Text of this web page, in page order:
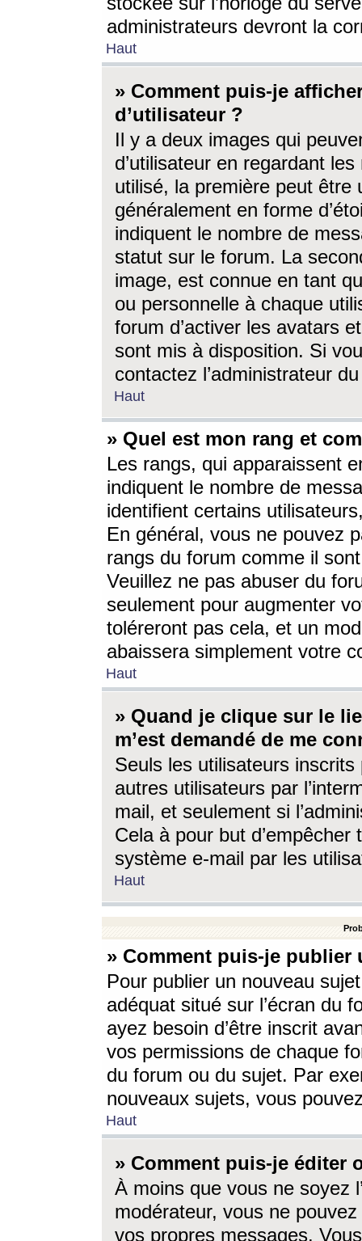
administrateurs devront la
Haut
» Comment puis-je
d’utilisateur ?
Il y a deux images qui
d’utilisateur en regardant
utilisé, la première peut être
généralement en forme
indiquent le nombre de
statut sur le forum. La
image, est connue en tant
ou personnelle à chaque
forum d’activer les avatars
sont mis à disposition. Si
contactez l’administrateur
Haut
» Quel est mon rang et
Les rangs, qui apparaissent
indiquent le nombre de
identifient certains
En général, vous ne pouvez
rangs du forum comme il
Veuillez ne pas abuser du
seulement pour augmenter
toléreront pas cela, et un
abaissera simplement votre
Haut
» Quand je clique sur le
m’est demandé de me
Seuls les utilisateurs
autres utilisateurs par
mail, et seulement si
Cela à pour but
système e-mail par les
Haut
» Comment puis-je
Pour publier un nouveau
adéquat situé sur l’écran du
ayez besoin d’être inscrit
vos permissions de chaque
du forum ou du sujet. Par
nouveaux sujets, vous
Haut
» Comment puis-je éditer
À moins que vous ne soyez
modérateur, vous ne
vos propres messages.